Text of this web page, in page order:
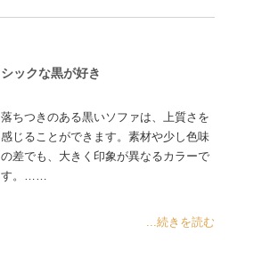
シックな黒が好き
落ちつきのある黒いソファは、上質さを
感じることができます。素材や少し色味
の差でも、大きく印象が異なるカラーで
す。……
...続きを読む